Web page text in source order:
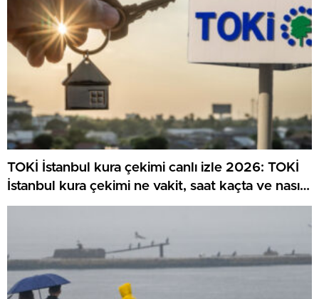
TOKİ İstanbul kura çekimi canlı izle 2026: TOKİ
İstanbul kura çekimi ne vakit, saat kaçta ve nasıl
canlı izlenir?